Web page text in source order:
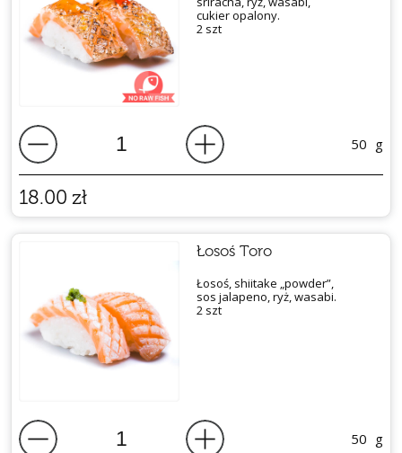
cukier opalony.
2 szt
50 g
18.00 zł
Łosoś Toro
Łosoś, shiitake „powder”,
sos jalapeno, ryż, wasabi.
2 szt
50 g